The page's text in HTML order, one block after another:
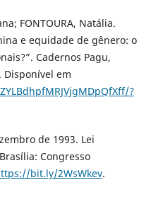
FONTOURA, Natália.
e equidade de gênero: o
Cadernos Pagu,
Disponível em
?
de 1993. Lei
Congresso
bit.ly/2WsWkev.